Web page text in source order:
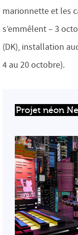
marionnette et les
s’emmêlent – 3
(DK), installation
4 au 20 octobre).
Projet néon